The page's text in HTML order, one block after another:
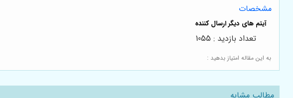
مشخصات
به این مقاله امتیاز بدهید :
تعداد بازدید : 1055
مطالب مشابه